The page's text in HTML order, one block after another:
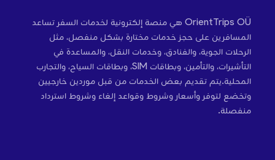
OrientTrips OÜ هي منصة إلكترونية لخدمات السفر تساعد
المسافرين على حجز خدمات مختارة بشكل منفصل، مثل
الرحلات الجوية، والفنادق، وخدمات النقل، والمساعدة في
التأشيرات، والتأمين، وبطاقات SIM، وبطاقات السياح، والتجارب
المحلية.يتم تقديم بعض الخدمات من قبل موردين خارجيين
وتخضع لتوفر وأسعار وشروط وقواعد إلغاء وشروط استرداد
منفصلة.